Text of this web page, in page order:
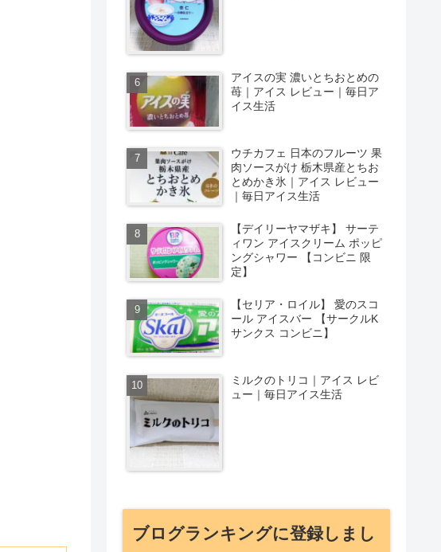
アイスの実 濃いとちおとめの
苺｜アイス レビュー｜毎日ア
イス生活
ウチカフェ 日本のフルーツ 果
肉ソースがけ 栃木県産とちお
とめかき氷｜アイス レビュー
｜毎日アイス生活
【デイリーヤマザキ】 サーテ
ィワン アイスクリーム ポッピ
ングシャワー 【コンビニ 限
定】
【セリア・ロイル】 愛のスコ
ール アイスバー 【サークルK
サンクス コンビニ】
ミルクのトリコ｜アイス レビ
ュー｜毎日アイス生活
ブログランキングに登録しまし